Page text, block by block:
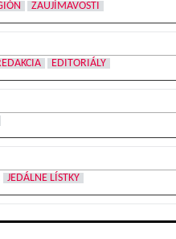
ZAUJÍMAVOSTI
EDITORIÁLY
JEDÁLNE LÍSTKY